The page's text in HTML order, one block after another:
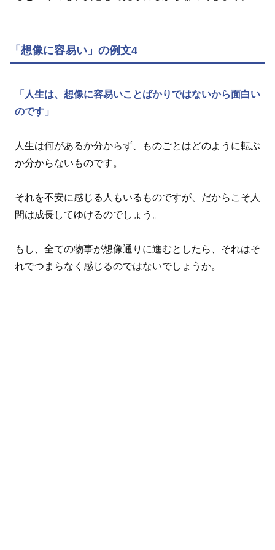
「想像に容易い」の例文4
「人生は、想像に容易いことばかりではないから面白い
のです」
人生は何があるか分からず、ものごとはどのように転ぶ
か分からないものです。
それを不安に感じる人もいるものですが、だからこそ人
間は成長してゆけるのでしょう。
もし、全ての物事が想像通りに進むとしたら、それはそ
れでつまらなく感じるのではないでしょうか。